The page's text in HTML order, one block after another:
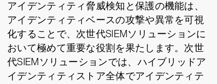
アイデンティティ脅威検知と保護の機能は、
アイデンティティベースの攻撃や異常を可視
化することで、次世代SIEMソリューションに
おいて極めて重要な役割を果たします。次世
代SIEMソリューションでは、ハイブリッドア
イデンティティストア全体でアイデンティテ